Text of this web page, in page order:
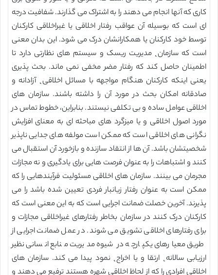
کاری که آنها انجام می دهند را به اشتراک می گذارند. شفافیت درجه
ای است که بوسیله آن عواقب رفتار اخلاقی یا غیراخلاقی کارکنان
توسط خود کارکنان یا همکارانشان درک می شود. این بدان معنی
است که سازمان˛ مدیریت ریسک و سیستم های نظارتی دارد تا
اطمینان حاصل کند که رفتار مضر مخفی نمی ماند. بحث پذیری
یعنی اینکه کارکنان هنگام مواجهه با مسائل اخلاقی˛ آزادانه و
صادقانه امکان بحث در مورد آن را داشته باشند. سازمان های
اخلاقی عوامل ساده و بی تکلفی نیستند. بنابراین، خطوط تماس در
مورد اصول اخلاقی و یا میزگرد های مباحثه ای به معنای افزایش
نگرانی های اخلاقی است که ممکن است مولفه های جدایی ناپذیر
شخصیتشان باشد. آن ها از انتقاد سازنده و بازخورد آن استقبال می
کنند و اشتباهات را به عنوان فرصت هایی برای یادگیری و نه مجازات
مجرمان می بینند. سازمان های اخلاقی مسئولیت فرآیندهایی را که
ممکن است به عنوان رفتار زیانبار فردی تعیین شده باشد را می
پذیرند. آخرین خصلت ضمانت اجرایی است که به این معنی است که
کارکنان درک کنند در سازمان بخاطر رفتارهای غیراخلاقی مجازات و
برای رفتارهای اخلاقی تشویق می شوند. در عمل ضمانت اجرایی از
طریق معیارهای یکپارچه در شیوه مدیریت منابع انسانی نظیر
ارزیابی سالانه˛ ارتقا و یا اخراج˛ نمود پیدا می کند. سازمان های
اخلاقی افرادی را که از لحاظ اخلاقی شهره هستند ترفیع می دهند و